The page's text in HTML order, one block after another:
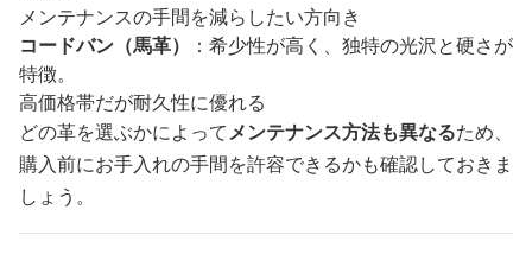
メンテナンスの手間を減らしたい方向き
コードバン（馬革）
：希少性が高く、独特の光沢と硬さが
特徴。
高価格帯だが耐久性に優れる
どの革を選ぶかによってメンテナンス方法も異なるため、
購入前にお手入れの手間を許容できるかも確認しておきま
しょう。